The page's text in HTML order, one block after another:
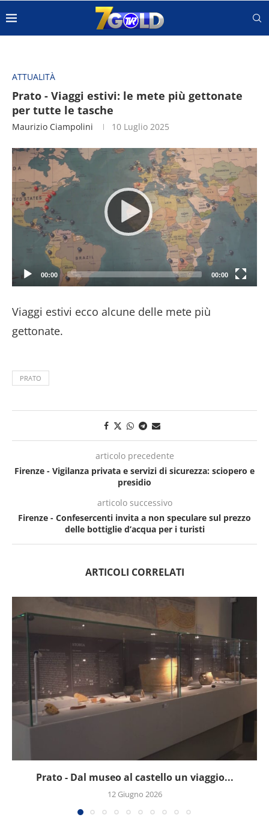
ATTUALITÀ
Prato - Viaggi estivi: le mete più gettonate
per tutte le tasche
Maurizio Ciampolini 10 Luglio 2025
Video
Player
00:00 00:00
Viaggi estivi ecco alcune delle mete più
gettonate.
PRATO
articolo precedente
Firenze - Vigilanza privata e servizi di sicurezza: sciopero e
presidio
articolo successivo
Firenze - Confesercenti invita a non speculare sul prezzo
delle bottiglie d’acqua per i turisti
ARTICOLI CORRELATI
Prato - Dal museo al castello un viaggio...
12 Giugno 2026